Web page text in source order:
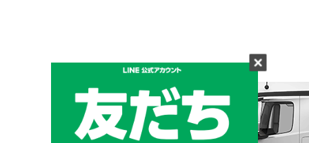
メーカーと形状から探す
BRAND & TYPE